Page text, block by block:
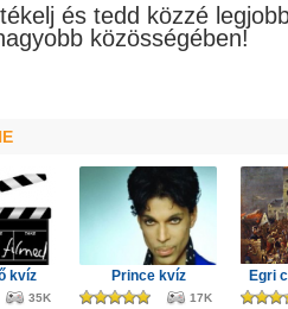
és tedd közzé
közösségében!
kvíz
35K
Prince kvíz
17K
Egri